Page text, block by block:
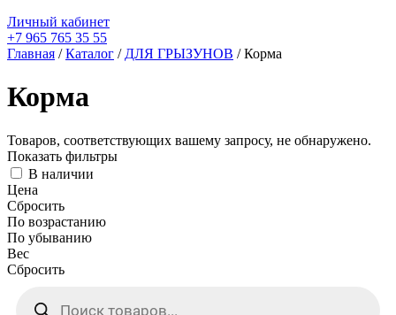
Личный кабинет
+7 965 765 35 55
Главная /Каталог / ДЛЯ ГРЫЗУНОВ / Корма
Корма
Товаров, соответствующих вашему запросу, не обнаружено.
Показать фильтры
В наличии
Цена
Сбросить
По возрастанию
По убыванию
Вес
Сбросить
товаров